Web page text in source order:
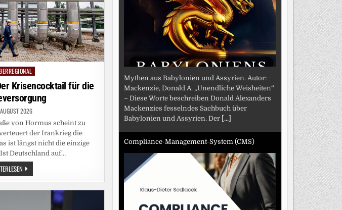
Krisencocktail für die
2026
von Hormus scheint zu
der Irankrieg die
ist längst nicht die einzige
Deutschland auf…
VERSORGUNGSLAGE:
DER
KRISENCOCKTAIL
FÜR
ENERGIEVERSORGUNG
Mythen aus Babylonien und Assyrien. Autor:
Mackenzie, Donald A. „Unendliche Weisheiten“
– Diese Worte beschreiben Donald Alexanders
Mackenzies fesselndes Sachbuch über
Babylonien und Assyrien. Der [...]
Compliance-Management-System (CMS)